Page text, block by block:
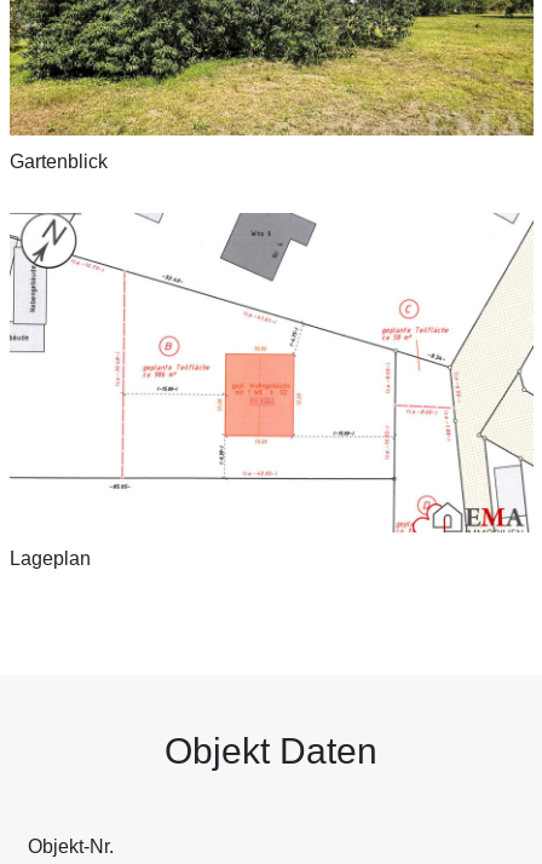
Gartenblick
Lageplan
Objekt Daten
Objekt-Nr.